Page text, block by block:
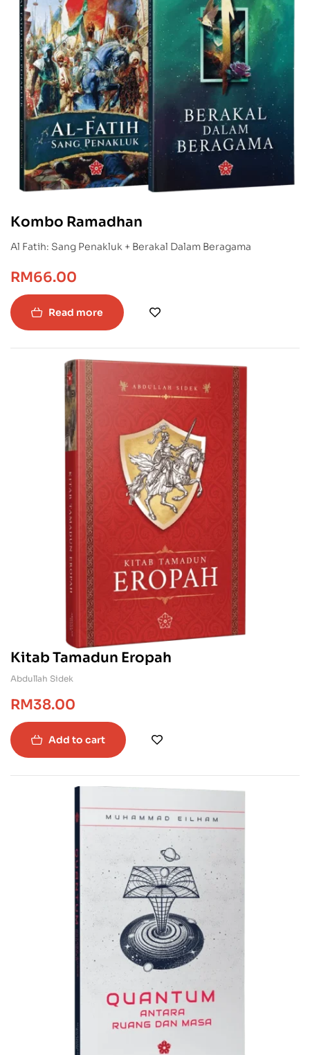
Kombo Ramadhan
Al Fatih: Sang Penakluk + Berakal Dalam Beragama
RM66.00
Read more
Kitab Tamadun Eropah
Abdullah Sidek
RM38.00
Add to cart